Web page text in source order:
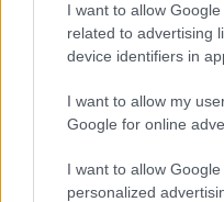
I want to allow
related to advertising
device identifiers in
I want to allow my
Google for online
I want to allow
personalized
καλόπιστα, με
που θέτει ο 3127/2003,